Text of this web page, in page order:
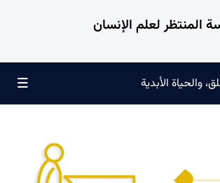
المنتظر لعلم الإنسان
والحياة الأبدية